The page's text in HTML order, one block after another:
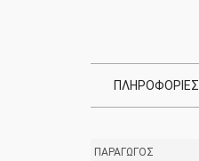
ΠΛΗΡΟΦΟΡΙΕΣ
ΠΑΡΑΓΩΓΌΣ